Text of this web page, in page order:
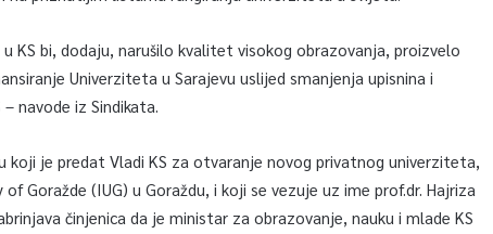
KS bi, dodaju, narušilo kvalitet visokog obrazovanja, proizvelo
Univerziteta u Sarajevu uslijed smanjenja upisnina i
navode iz Sindikata.
koji je predat Vladi KS za otvaranje novog privatnog univerziteta,
Goražde (IUG) u Goraždu, i koji se vezuje uz ime prof.dr. Hajriza
činjenica da je ministar za obrazovanje, nauku i mlade KS